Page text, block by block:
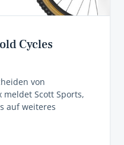
Cycles
von
Scott Sports,
auf weiteres